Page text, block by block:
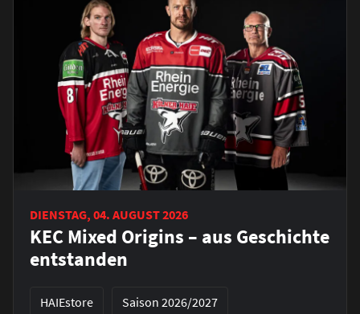
DIENSTAG, 04. AUGUST 2026
KEC Mixed Origins – aus Geschichte
entstanden
HAIEstore Saison 2026/2027